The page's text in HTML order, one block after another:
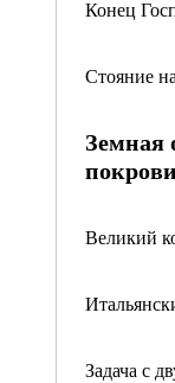
Конец
Стояние
Земная
Великий
Задача с